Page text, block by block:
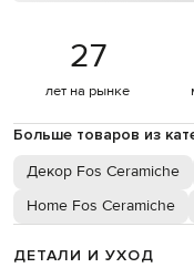
27
лет на рынке
Больше товаров из
Декор Fos Ceramiche
Home Fos Ceramiche
ДЕТАЛИ И УХОД